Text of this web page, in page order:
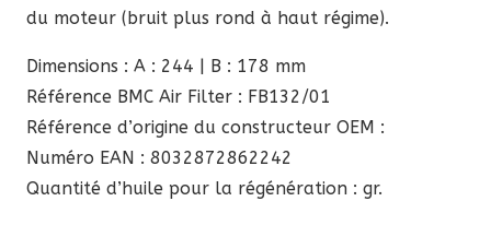
du moteur (bruit plus rond à haut régime).
Dimensions : A : 244 | B : 178 mm
Référence BMC Air Filter : FB132/01
Référence d’origine du constructeur OEM :
Numéro EAN : 8032872862242
Quantité d’huile pour la régénération : gr.